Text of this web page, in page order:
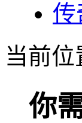
传
当前位
你